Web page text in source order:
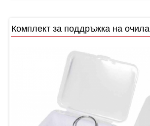
Комплект за поддръжка на очила